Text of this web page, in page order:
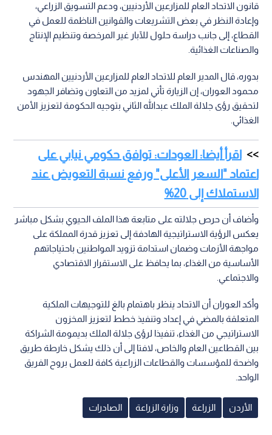
قانون الاتحاد العام للمزارعين الأردنيين، ودعم التسويق الزراعي،
وإعادة النظر في بعض التشريعات والقوانين الناظمة للعمل في
القطاع، إلى جانب دراسة حلول للآبار غير المرخصة وتنظيم الإنتاج
والصناعات الغذائية.
بدوره، قال المدير العام للاتحاد العام للمزارعين الأردنيين المهندس
محمود العوران، إن الزيارة تأتي لمزيد من التعاون وتضافر الجهود
لتحقيق رؤى جلالة الملك عبدالله الثاني بتوجيه الحكومة لتعزيز الأمن
الغذائي.
اقرأ أيضا: العودات: توافق حكومي نيابي على
اعتماد "السعر الأعلى" ورفع نسبة التعويض عند
الاستملاك إلى 20%
وأضاف أن حرص جلالته على متابعة هذا الملف الحيوي بشكل مباشر
يعكس الرؤية الاستراتيجية الهادفة إلى تعزيز قدرة المملكة على
مواجهة الأزمات وضمان استدامة تزويد المواطنين باحتياجاتهم
الأساسية من الغذاء، بما يحافظ على الاستقرار الاقتصادي
والاجتماعي.
وأكد العوران أن الاتحاد ينظر باهتمام بالغ للتوجيهات الملكية
المتعلقة بالمضي في إعداد وتنفيذ خطط لتعزيز المخزون
الاستراتيجي من الغذاء، تنفيذا لرؤى جلالة الملك بديمومة الشراكة
بين القطاعين العام والخاص، لافتا إلى أن ذلك يشكل خارطة طريق
واضحة للمؤسسات والقطاعات الزراعية كافة للعمل بروح الفريق
الواحد.
الأردن الزراعة وزارة الزراعة الصادرات